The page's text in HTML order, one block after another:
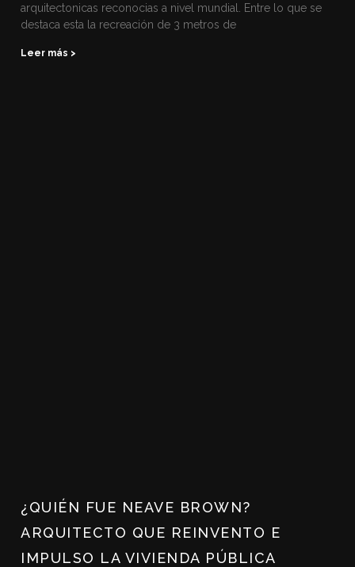
arquitectonicas reconocias a nivel mundial. Entre lo que se
destaca esta la recreación de 3 metros de
Leer más >
¿QUIÉN FUE NEAVE BROWN?
ARQUITECTO QUE REINVENTO E
IMPULSO LA VIVIENDA PÚBLICA